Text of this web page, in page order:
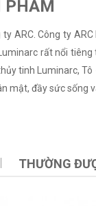
PHẨM
ty ARC. Công ty
rất nổi
tinh Luminarc,
mật, đầy sức sống
THƯỜNG